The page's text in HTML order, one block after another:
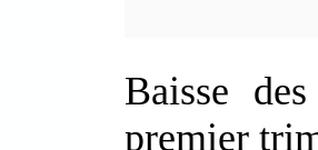
Baisse
premier